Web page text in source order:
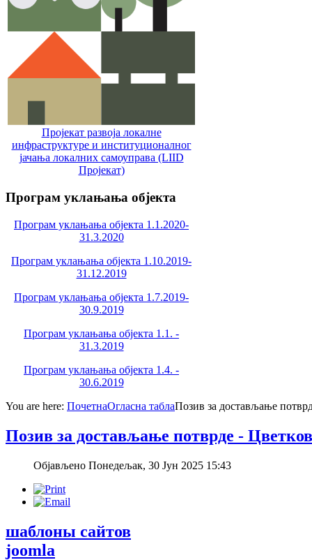
Пројекат развоја локалне
инфраструктуре и институционалног
јачања локалних самоуправa (LIID
Пројекат)
Програм уклањања објекта
Програм уклањања објекта 1.1.2020-
31.3.2020
Програм уклањања објекта 1.10.2019-
31.12.2019
Програм уклањања објекта 1.7.2019-
30.9.2019
Програм уклањања објекта 1.1. -
31.3.2019
Програм уклањања објекта 1.4. -
30.6.2019
You are here: ПочетнаОгласна таблаПозив за достављање
Позив за достављање потврде -
Објављено Понедељак, 30 Јун 2025 15:43
шаблоны сайтов
joomla